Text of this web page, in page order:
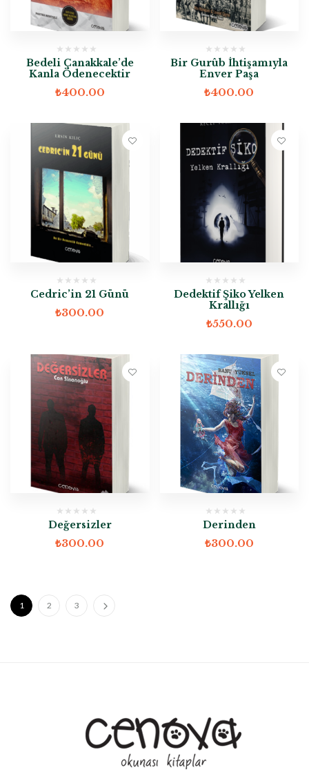
Bedeli Çanakkale’de
Kanla Ödenecektir
₺400.00
Bir Gurûb İhtişamıyla
Enver Paşa
₺400.00
Cedric’in 21 Günü
₺300.00
Dedektif Şiko Yelken
Krallığı
₺550.00
Değersizler
₺300.00
Derinden
₺300.00
1 2 3